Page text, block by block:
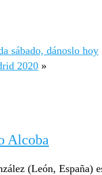
sábado, dánoslo hoy
2020 »
Alcoba
(León, España)